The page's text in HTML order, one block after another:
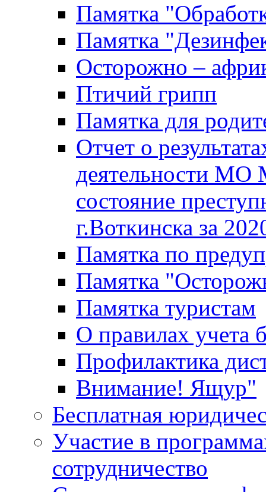
Памятка
Памятка
Осторожно –
Птичий грипп
Памятка для
Отчет о
деятельности МО
состояние
г.Воткинска за
Памятка по
Памятка
Памятка туристам
О правилах учета
Профилактика
Внимание! Ящур"
Бесплатная
Участие в
сотрудничество